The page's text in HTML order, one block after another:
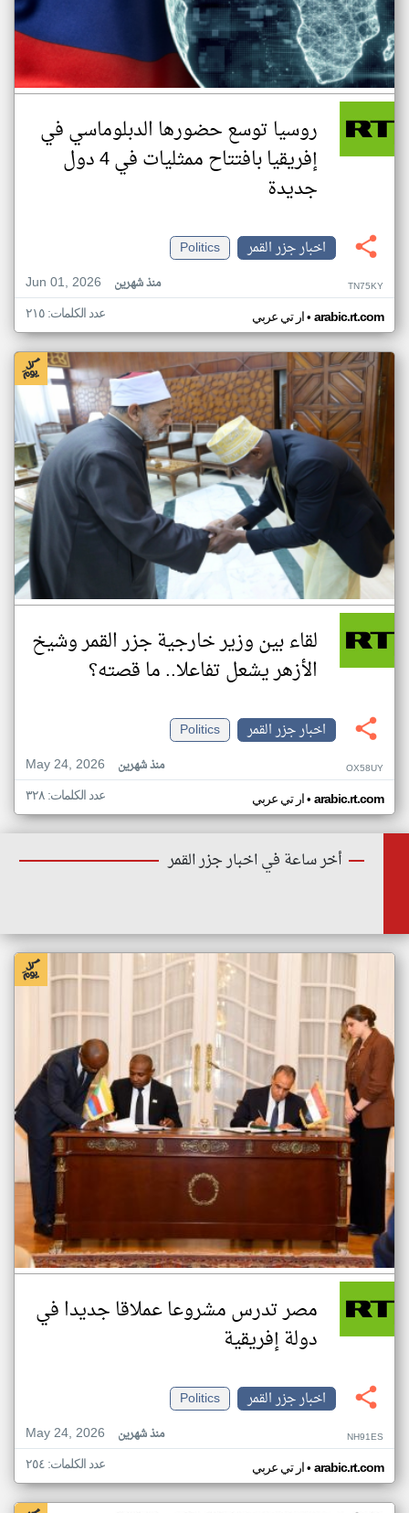
روسيا توسع حضورها الدبلوماسي في
إفريقيا بافتتاح ممثليات في 4 دول
جديدة
اخبار جزر القمر
Politics
Jun 01, 2026
منذ شهرين TN75KY
ار تي عربي• arabic.rt.com عدد الكلمات: ٢١٥
لقاء بين وزير خارجية جزر القمر وشيخ
الأزهر يشعل تفاعلا.. ما قصته؟
اخبار جزر القمر
Politics
May 24, 2026
منذ شهرين OX58UY
ار تي عربي• arabic.rt.com عدد الكلمات: ٣٢٨
أخر ساعة في اخبار جزر القمر
مصر تدرس مشروعا عملاقا جديدا في
دولة إفريقية
اخبار جزر القمر
Politics
May 24, 2026
منذ شهرين NH91ES
ار تي عربي• arabic.rt.com عدد الكلمات: ٢٥٤